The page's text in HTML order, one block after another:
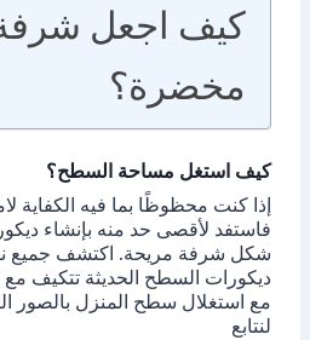
كيف اجعل
مخضرة؟
كيف استغل مساحة السطح؟
إذا كنت محظوظًا بما فيه
فاستفد لأقصى حد منه بإنشاء
شكل شرفة مريحة. اكتشف جميع
ديكورات السطح الحديثة تتكيف
مع استغلال سطح المنزل بالصور
لنتابع